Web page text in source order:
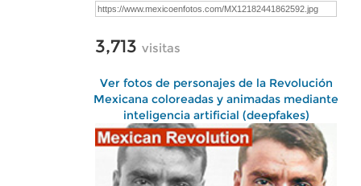
3,713 visitas
Ver fotos de personajes de la Revolución
Mexicana coloreadas y animadas mediante
inteligencia artificial (deepfakes)